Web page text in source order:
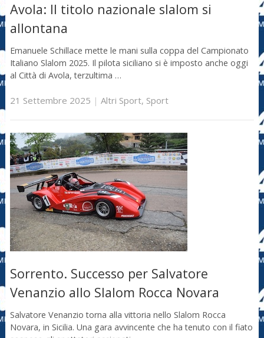
Avola: Il titolo nazionale slalom si
allontana
Emanuele Schillace mette le mani sulla coppa del Campionato
Italiano Slalom 2025. Il pilota siciliano si è imposto anche oggi
al Città di Avola, terzultima …
21 Settembre 2025 | Altri Sport, Sport
Sorrento. Successo per Salvatore
Venanzio allo Slalom Rocca Novara
Salvatore Venanzio torna alla vittoria nello Slalom Rocca
Novara, in Sicilia. Una gara avvincente che ha tenuto con il fiato